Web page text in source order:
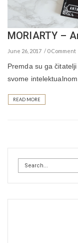
MORIARTY –
June 26, 2017 0 Comment
Premda su ga
svome
READ MORE